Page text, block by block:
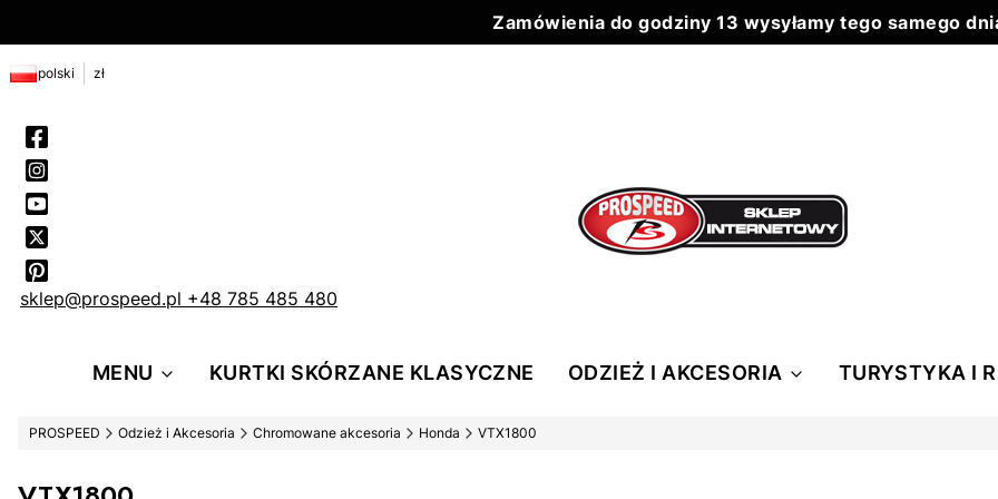
Zamówienia do godziny 13 wysyłamy tego samego
polski zł
sklep@prospeed.pl +48 785 485 480
MENU KURTKI SKÓRZANE KLASYCZNE ODZIEŻ I AKCESORIA TURYSTYKA I
PROSPEED Odzież i Akcesoria Chromowane akcesoria Honda VTX1800